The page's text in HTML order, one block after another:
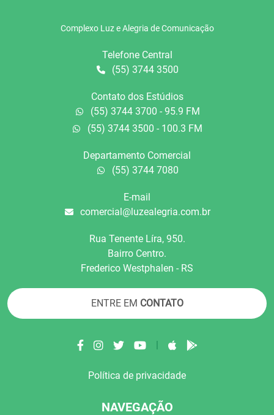
Complexo Luz e Alegria de Comunicação
Telefone Central
(55) 3744 3500
Contato dos Estúdios
(55) 3744 3700 - 95.9 FM
(55) 3744 3500 - 100.3 FM
Departamento Comercial
(55) 3744 7080
E-mail
comercial@luzealegria.com.br
Rua Tenente Líra, 950.
Bairro Centro.
Frederico Westphalen - RS
ENTRE EM CONTATO
|
Política de privacidade
NAVEGAÇÃO